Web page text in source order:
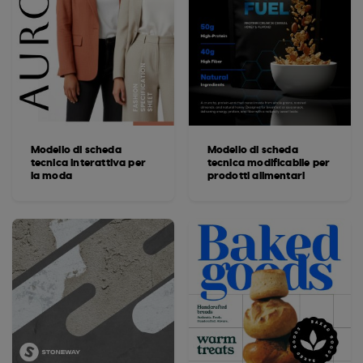
Modello di scheda
tecnica interattiva per
la moda
Modello di scheda
tecnica modificabile per
prodotti alimentari